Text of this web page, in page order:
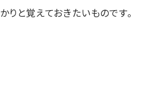
りと覚えておきたいものです。